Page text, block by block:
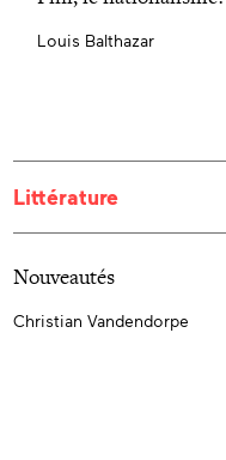
Louis Balthazar
Littérature
Nouveautés
Christian Vandendorpe